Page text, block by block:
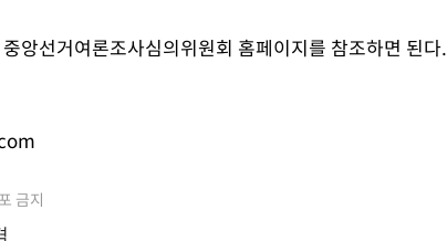
앙선거여론조사심의위원회 홈페이지를 참조하면 된다.
금지